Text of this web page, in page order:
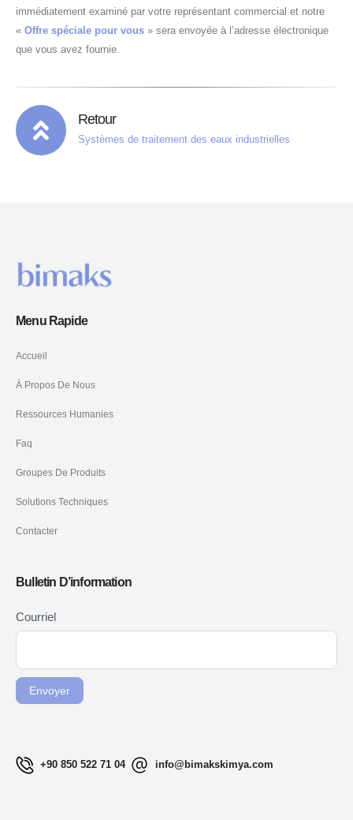
immédiatement examiné par votre représentant commercial et notre
« Offre spéciale pour vous » sera envoyée à l’adresse électronique
que vous avez fournie.
Retour
Systèmes de traitement des eaux industrielles
Menu Rapide
Accueil
À Propos De Nous
Ressources Humanies
Faq
Groupes De Produits
Solutions Techniques
Contacter
Bulletin D’information
Newsletter
Signup
Courriel
Envoyer
Si vous
êtes un
remplissez
+90 850 522 71 04 info@bimakskimya.com